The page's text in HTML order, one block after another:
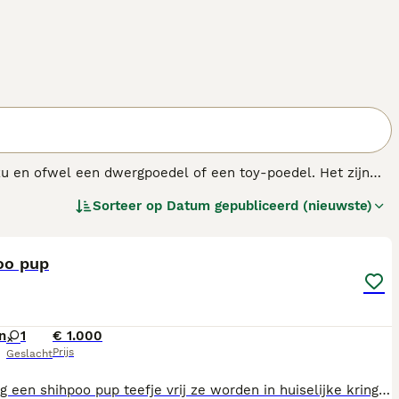
en ofwel een dwergpoedel of een toy-poedel. Het zijn
nest kunnen er heel verschillend uit zien en een
Sorteer op Datum gepubliceerd (nieuwste)
pup
1
Geslacht
€ 1.000
Prijs
Er is nog een shihpoo pup teefje vrij ze worden in huiselijke kring opgevoed en worden goed gesolliciteerd we zijn ook al bezig met de zindelijkheid training bij interesse kan u ook bellen 32494595924 het is het zwart witte pup dat nog vrij is